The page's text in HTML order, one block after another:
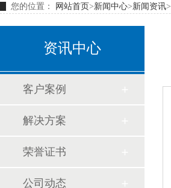
您的位置：
网站首页>新闻中心>新闻资讯>
资讯中心
客户案例
解决方案
荣誉证书
公司动态